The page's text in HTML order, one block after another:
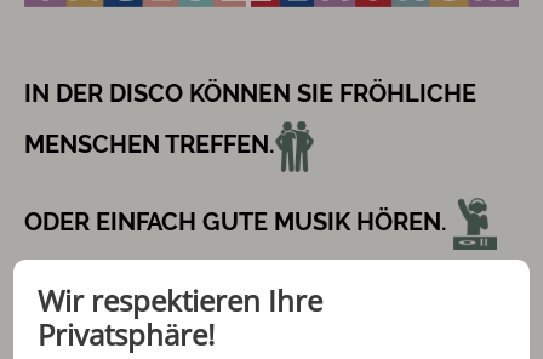
IN DER DISCO KÖNNEN SIE FRÖHLICHE
MENSCHEN TREFFEN.
ODER EINFACH GUTE MUSIK HÖREN.
WER TANZEN WILL, IST HIER RICHTIG !
Wir respektieren Ihre
Privatsphäre!